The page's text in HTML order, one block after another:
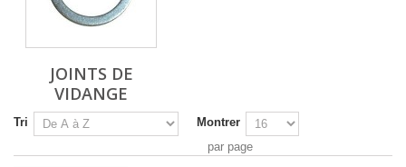
JOINTS DE
VIDANGE
Tri
Montrer
par page